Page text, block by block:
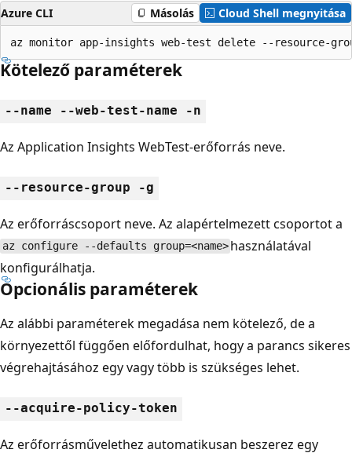
Azure CLI Másolás Cloud Shell megnyitása
az monitor app-insights web-test delete --resource-
Kötelező paraméterek
--name --web-test-name -n
Az Application Insights WebTest-erőforrás neve.
--resource-group -g
Az erőforráscsoport neve. Az alapértelmezett csoportot a
az configure --defaults group=<name> használatával
konfigurálhatja.
Opcionális paraméterek
Az alábbi paraméterek megadása nem kötelező, de a
környezettől függően előfordulhat, hogy a parancs sikeres
végrehajtásához egy vagy több is szükséges lehet.
--acquire-policy-token
Az erőforrásművelethez automatikusan beszerez egy